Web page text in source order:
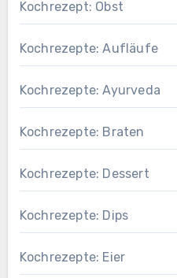
Kochrezept: Obst
Kochrezepte: Aufläufe
Kochrezepte: Ayurveda
Kochrezepte: Braten
Kochrezepte: Dessert
Kochrezepte: Dips
Kochrezepte: Eier